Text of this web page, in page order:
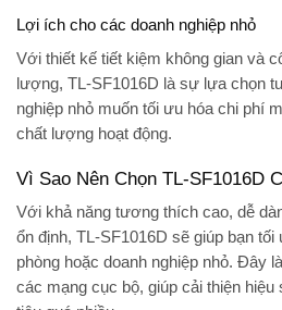
Lợi ích cho các doanh nghiệp nhỏ
Với thiết kế tiết kiệm không gian và
lượng, TL-SF1016D là sự lựa chọn
nghiệp nhỏ muốn tối ưu hóa chi phí
chất lượng hoạt động.
Vì Sao Nên Chọn TL-SF1016D
Với khả năng tương thích cao, dễ
ổn định, TL-SF1016D sẽ giúp bạn
phòng hoặc doanh nghiệp nhỏ. Đây
các mạng cục bộ, giúp cải thiện